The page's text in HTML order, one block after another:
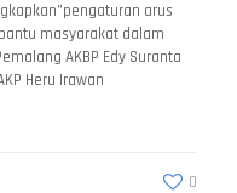
arus
masyarakat dalam
AKBP Edy Suranta
Heru Irawan
0